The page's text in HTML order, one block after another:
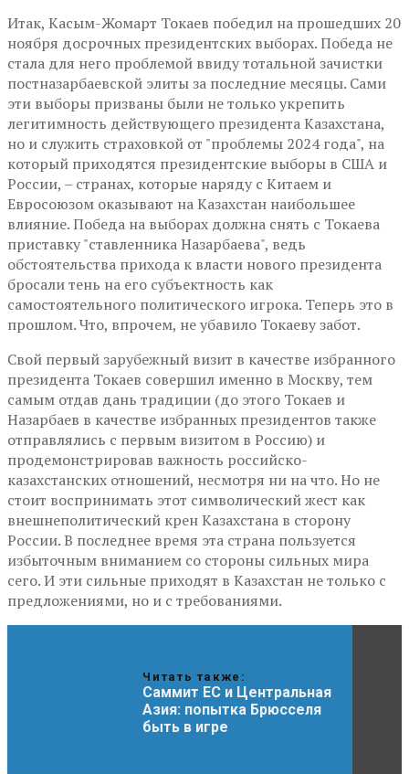
Итак, Касым-Жомарт Токаев победил на прошедших 20
ноября досрочных президентских выборах. Победа не
стала для него проблемой ввиду тотальной зачистки
постназарбаевской элиты за последние месяцы. Сами
эти выборы призваны были не только укрепить
легитимность действующего президента Казахстана,
но и служить страховкой от "проблемы 2024 года", на
который приходятся президентские выборы в США и
России, – странах, которые наряду с Китаем и
Евросоюзом оказывают на Казахстан наибольшее
влияние. Победа на выборах должна снять с Токаева
приставку "ставленника Назарбаева", ведь
обстоятельства прихода к власти нового президента
бросали тень на его субъектность как
самостоятельного политического игрока. Теперь это в
прошлом. Что, впрочем, не убавило Токаеву забот.
Свой первый зарубежный визит в качестве избранного
президента Токаев совершил именно в Москву, тем
самым отдав дань традиции (до этого Токаев и
Назарбаев в качестве избранных президентов также
отправлялись с первым визитом в Россию) и
продемонстрировав важность российско-
казахстанских отношений, несмотря ни на что. Но не
стоит воспринимать этот символический жест как
внешнеполитический крен Казахстана в сторону
России. В последнее время эта страна пользуется
избыточным вниманием со стороны сильных мира
сего. И эти сильные приходят в Казахстан не только с
предложениями, но и с требованиями.
Читать также:
Саммит ЕС и Центральная
Азия: попытка Брюсселя
быть в игре